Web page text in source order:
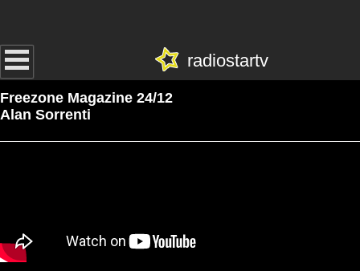
radiostartv
Freezone Magazine 24/12
Alan Sorrenti